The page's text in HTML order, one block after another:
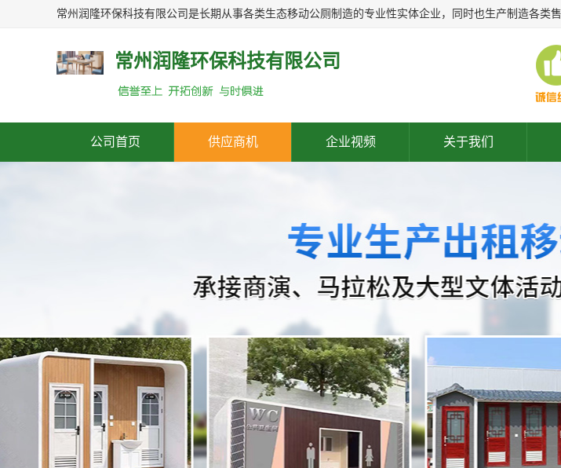
常州润隆环保科技有限公司
公司首页 供应商机 企业视频 关于我们